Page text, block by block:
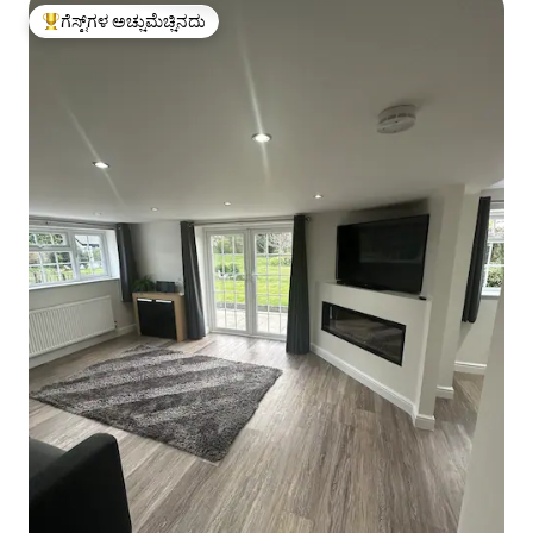
ಗೆಸ್ಟ್‌ಗಳಿಗೆ ಅತಿ ಹೆಚ್ಚು ಅಚ್ಚುಮೆಚ್ಚಿನದು
ಗೆಸ್ಟ್‌ಗಳ ಅಚ್ಚುಮೆಚ್ಚಿನದು